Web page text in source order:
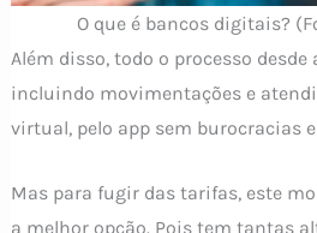
O que é bancos digitais?
Além disso, todo o processo
incluindo movimentações e
virtual, pelo app sem burocracias
Mas para fugir das tarifas, este
a melhor opção. Pois tem tantas